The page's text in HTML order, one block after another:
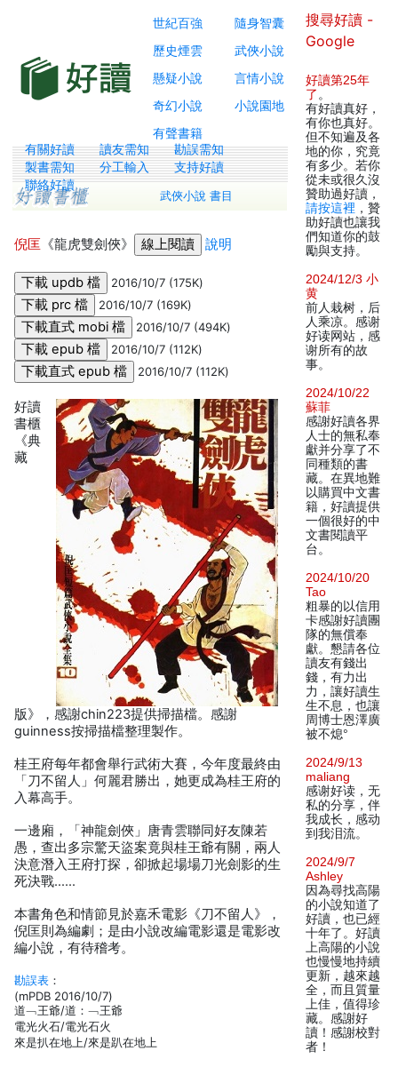
世紀百強
隨身智囊
歷史煙雲
武俠小說
懸疑小說
言情小說
奇幻小說
小說園地
有聲書籍
有關好讀 讀友需知
勘誤需知
製書需知
分工輸入
支持好讀
聯絡好讀
武俠小說 書目
倪匡 《龍虎雙劍俠》 說明
2016/10/7 (175K)
2016/10/7 (169K)
2016/10/7 (494K)
2016/10/7 (112K)
2016/10/7 (112K)
好讀
書櫃
《典
藏
版》，感謝chin223提供掃描檔。感謝
guinness按掃描檔整理製作。
桂王府每年都會舉行武術大賽，今年度最終由
「刀不留人」何麗君勝出，她更成為桂王府的
入幕高手。
一邊廂，「神龍劍俠」唐青雲聯同好友陳若
愚，查出多宗驚天盜案竟與桂王爺有關，兩人
決意潛入王府打探，卻掀起場場刀光劍影的生
死決戰……
本書角色和情節見於嘉禾電影《刀不留人》，
倪匡則為編劇；是由小說改編電影還是電影改
編小說，有待稽考。
勘誤表 ：
(mPDB 2016/10/7)
道﹁王爺/道：﹁王爺
電光火石/電光石火
來是扒在地上/來是趴在地上
搜尋好讀 -
Google
好讀第25年
了 。
有好讀真好，
有你也真好。
但不知遍及各
地的你，究竟
有多少。若你
從未或很久沒
贊助過好讀，
請按這裡 ，贊
助好讀也讓我
們知道你的鼓
勵與支持。
2024/12/3 小
黄
前人栽树，后
人乘凉。感谢
好读网站，感
谢所有的故
事。
2024/10/22
蘇菲
感謝好讀各界
人士的無私奉
獻并分享了不
同種類的書
藏。在異地難
以購買中文書
籍，好讀提供
一個很好的中
文書閱讀平
台。
2024/10/20
Tao
粗暴的以信用
卡感謝好讀團
隊的無償奉
獻。懇請各位
讀友有錢出
錢，有力出
力，讓好讀生
生不息，也讓
周博士恩澤廣
被不熄°
2024/9/13
maliang
感谢好读，无
私的分享，伴
我成长，感动
到我泪流。
2024/9/7
Ashley
因為尋找高陽
的小說知道了
好讀，也已經
十年了。好讀
上高陽的小說
也慢慢地持續
更新，越來越
全，而且質量
上佳，值得珍
藏。感謝好
讀！感謝校對
者！